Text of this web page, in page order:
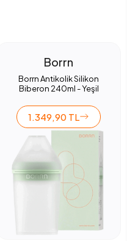
Borrn
Borrn Antikolik Silikon
Biberon 240ml - Yeşil
1.349,90 TL